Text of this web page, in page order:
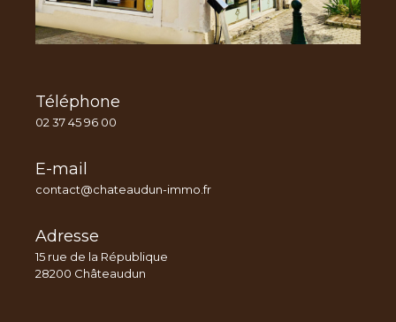
Téléphone
02 37 45 96 00
E-mail
contact@chateaudun-immo.fr
Adresse
15 rue de la République
28200 Châteaudun